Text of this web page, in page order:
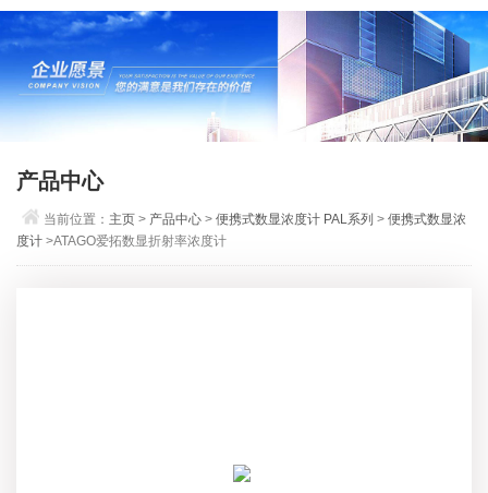
产品中心
当前位置： 主页 > 产品中心 >便携式数显浓度计 PAL系列 >便携式数显浓
度计 >ATAGO爱拓数显折射率浓度计